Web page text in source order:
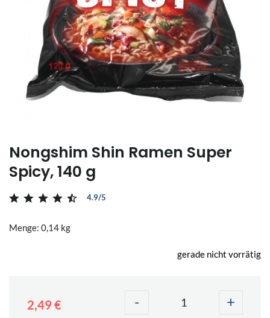
Nongshim Shin Ramen Super
Spicy, 140 g
4.9/5
Menge: 0,14 kg
gerade nicht vorrätig
2,49 € - +